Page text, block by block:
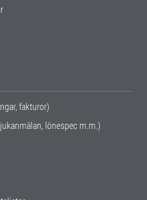
fakturor)
lönespec m.m.)